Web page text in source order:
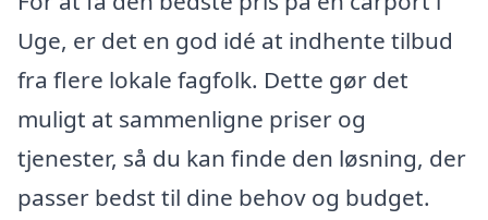
Uge, er det en god idé at indhente tilbud
fra flere lokale fagfolk. Dette gør det
muligt at sammenligne priser og
tjenester, så du kan finde den løsning, der
passer bedst til dine behov og budget.